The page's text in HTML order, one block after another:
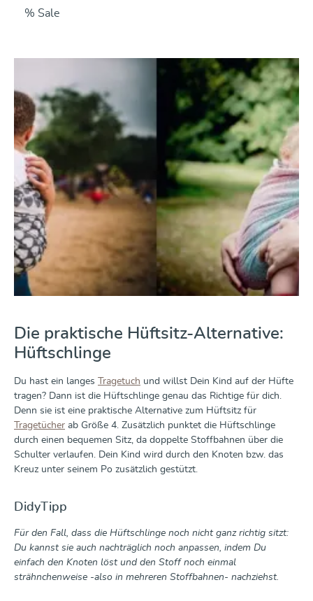
% Sale
Die praktische Hüftsitz-Alternative:
Hüftschlinge
Du hast ein langes Tragetuch und willst Dein Kind auf der Hüfte
tragen? Dann ist die Hüftschlinge genau das Richtige für dich.
Denn sie ist eine praktische Alternative zum Hüftsitz für
Tragetücher ab Größe 4. Zusätzlich punktet die Hüftschlinge
durch einen bequemen Sitz, da doppelte Stoffbahnen über die
Schulter verlaufen. Dein Kind wird durch den Knoten bzw. das
Kreuz unter seinem Po zusätzlich gestützt.
DidyTipp
Für den Fall, dass die Hüftschlinge noch nicht ganz richtig sitzt:
Du kannst sie auch nachträglich noch anpassen, indem Du
einfach den Knoten löst und den Stoff noch einmal
strähnchenweise -also in mehreren Stoffbahnen- nachziehst.